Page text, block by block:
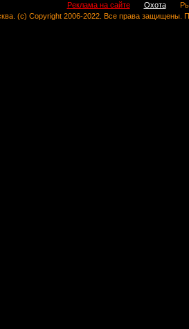
Реклама на сайте Охота
(c) Copyright 2006-2022. Все права защищены.